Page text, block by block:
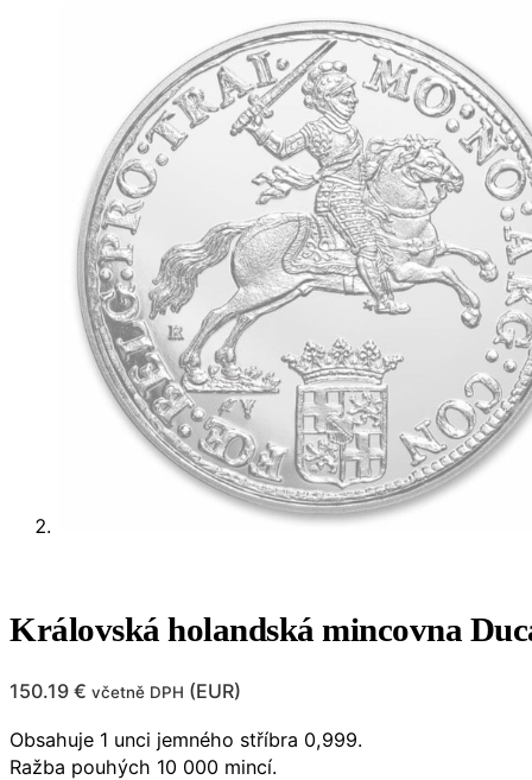
Královská holandská mincovna
150.19 € včetně DPH (EUR)
Obsahuje 1 unci jemného stříbra 0,999.
Ražba pouhých 10 000 mincí.